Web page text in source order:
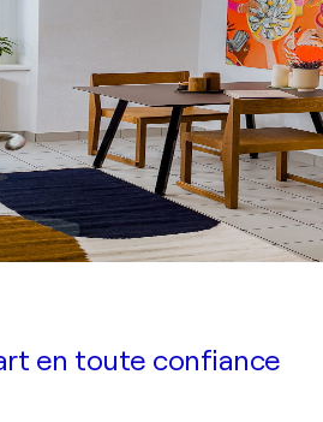
en toute confiance